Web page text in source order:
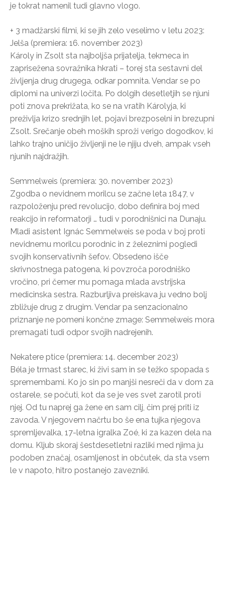
je tokrat namenil tudi glavno vlogo.
+ 3 madžarski filmi, ki se jih zelo veselimo v letu 2023:
Jelša (premiera: 16. november 2023)
Károly in Zsolt sta najboljša prijatelja, tekmeca in
zaprisežena sovražnika hkrati – torej sta sestavni del
življenja drug drugega, odkar pomnita. Vendar se po
diplomi na univerzi ločita. Po dolgih desetletjih se njuni
poti znova prekrižata, ko se na vratih Károlyja, ki
preživlja krizo srednjih let, pojavi brezposelni in brezupni
Zsolt. Srečanje obeh moških sproži verigo dogodkov, ki
lahko trajno uničijo življenji ne le njiju dveh, ampak vseh
njunih najdražjih.
Semmelweis (premiera: 30. november 2023)
Zgodba o nevidnem morilcu se začne leta 1847, v
razpoloženju pred revolucijo, dobo definira boj med
reakcijo in reformatorji … tudi v porodnišnici na Dunaju.
Mladi asistent Ignác Semmelweis se poda v boj proti
nevidnemu morilcu porodnic in z železnimi pogledi
svojih konservativnih šefov. Obsedeno išče
skrivnostnega patogena, ki povzroča porodniško
vročino, pri čemer mu pomaga mlada avstrijska
medicinska sestra. Razburljiva preiskava ju vedno bolj
zbližuje drug z drugim. Vendar pa senzacionalno
priznanje ne pomeni končne zmage: Semmelweis mora
premagati tudi odpor svojih nadrejenih.
Nekatere ptice (premiera: 14. december 2023)
Béla je trmast starec, ki živi sam in se težko spopada s
spremembami. Ko jo sin po manjši nesreči da v dom za
ostarele, se počuti, kot da se je ves svet zarotil proti
njej. Od tu naprej ga žene en sam cilj, čim prej priti iz
zavoda. V njegovem načrtu bo še ena tujka njegova
spremljevalka, 17-letna igralka Zoé, ki za kazen dela na
domu. Kljub skoraj šestdesetletni razliki med njima ju
podoben značaj, osamljenost in občutek, da sta vsem
le v napoto, hitro postanejo zavezniki.